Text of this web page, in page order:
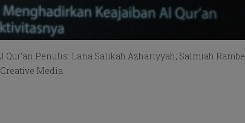
Qur'an Penulis: Lana Salikah Azhariyyah; Salmiah Rambe,
Media